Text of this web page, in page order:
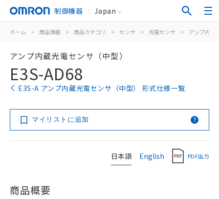
制御機器 Japan
ホーム > 商品情報 > 商品カテゴリ > センサ > 光電センサ > アンプ内蔵
アンプ内蔵光電センサ（中型）
E3S-AD68
E3S-A アンプ内蔵光電センサ（中型） 形式仕様一覧
マイリストに追加
日本語 English PDF出力
商品概要